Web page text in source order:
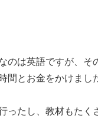
のは英語ですが、そ
間とお金をかけまし
ったし、教材もたく